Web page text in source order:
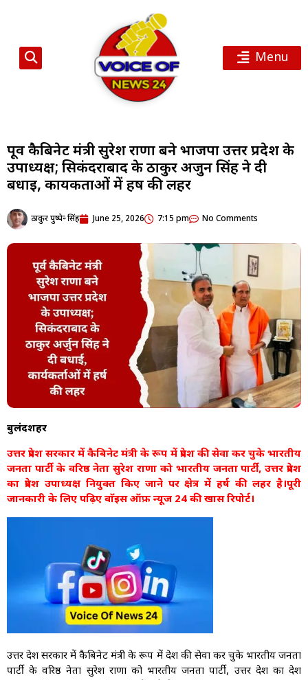
Menu
पूर्व कैबिनेट मंत्री सुरेश राणा बने भाजपा उत्तर प्रदेश के
उपाध्यक्ष; सिकंदराबाद के ठाकुर अर्जुन सिंह ने दी
बधाई, कार्यकर्ताओं में हर्ष की लहर
ठाकुर पुष्पेन्द्र सिंह June 25, 2026 7:15 pm No Comments
बुलंदशहर
उत्तर प्रदेश सरकार में कैबिनेट मंत्री के रूप में प्रदेश की सेवा कर चुके भारतीय
जनता पार्टी के वरिष्ठ नेता सुरेश राणा को भारतीय जनता पार्टी, उत्तर प्रदेश
का प्रदेश उपाध्यक्ष नियुक्त किए जाने पर क्षेत्र में हर्ष की लहर है।पूरी
जानकारी के लिए पढ़िए वाॅइस ऑफ़ न्यूज 24 की खास रिपोर्ट।
उत्तर प्रदेश सरकार में कैबिनेट मंत्री के रूप में प्रदेश की सेवा कर चुके भारतीय जनता
पार्टी के वरिष्ठ नेता सुरेश राणा को भारतीय जनता पार्टी, उत्तर प्रदेश का प्रदेश